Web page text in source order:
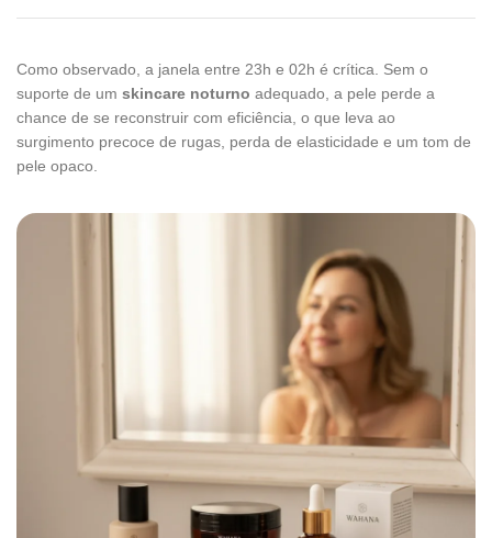
Como observado, a janela entre 23h e 02h é crítica. Sem o
suporte de um skincare noturno adequado, a pele perde a
chance de se reconstruir com eficiência, o que leva ao
surgimento precoce de rugas, perda de elasticidade e um tom de
pele opaco.